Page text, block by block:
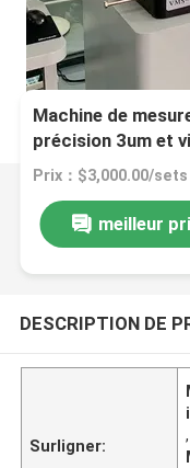
Machine de
précision 3um et
pour un support
meilleur
DESCRIPTION DE
Surligner:
,